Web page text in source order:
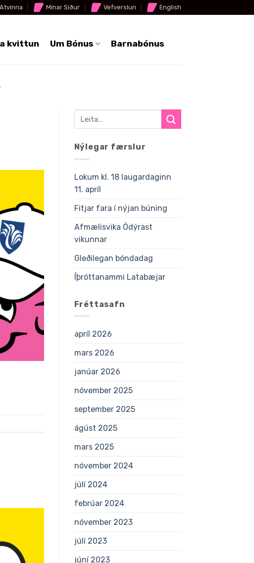
Atvinna Mínar Síður Vefverslun English
kvittun Um Bónus Barnabónus
Nýlegar færslur
Lokum kl. 18 laugardaginn
11. apríl
Fitjar fara í nýjan búning
Afmælisvika Ódýrast
vikunnar
Gleðilegan bóndadag
Íþróttanammi Latabæjar
Fréttasafn
apríl 2026
mars 2026
janúar 2026
nóvember 2025
september 2025
ágúst 2025
mars 2025
nóvember 2024
júlí 2024
febrúar 2024
nóvember 2023
júlí 2023
júní 2023